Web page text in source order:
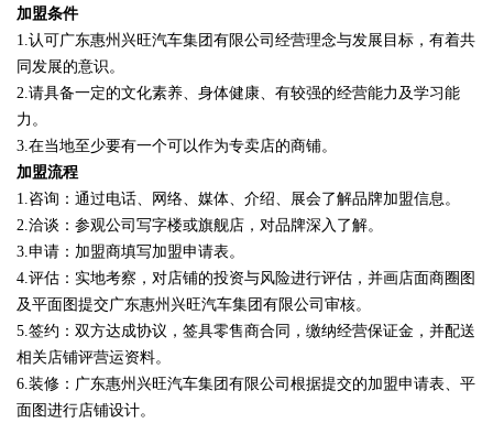
加盟条件
1.认可广东惠州兴旺汽车集团有限公司经营理念与发展目标，有着共
同发展的意识。
2.请具备一定的文化素养、身体健康、有较强的经营能力及学习能
力。
3.在当地至少要有一个可以作为专卖店的商铺。
加盟流程
1.咨询：通过电话、网络、媒体、介绍、展会了解品牌加盟信息。
2.洽谈：参观公司写字楼或旗舰店，对品牌深入了解。
3.申请：加盟商填写加盟申请表。
4.评估：实地考察，对店铺的投资与风险进行评估，并画店面商圈图
及平面图提交广东惠州兴旺汽车集团有限公司审核。
5.签约：双方达成协议，签具零售商合同，缴纳经营保证金，并配送
相关店铺评营运资料。
6.装修：广东惠州兴旺汽车集团有限公司根据提交的加盟申请表、平
面图进行店铺设计。